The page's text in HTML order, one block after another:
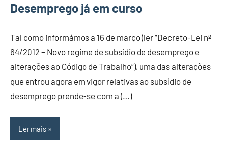
Desemprego já em curso
Tal como informámos a 16 de março (ler “Decreto-Lei nº
64/2012 – Novo regime de subsídio de desemprego e
alterações ao Código de Trabalho“), uma das alterações
que entrou agora em vigor relativas ao subsídio de
desemprego prende-se com a (…)
Ler mais